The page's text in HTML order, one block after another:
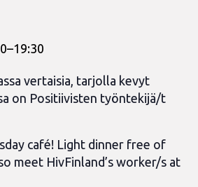
–19:30
vertaisia, tarjolla kevyt
on Positiivisten työntekijä/t
café! Light dinner free of
meet HivFinland’s worker/s at